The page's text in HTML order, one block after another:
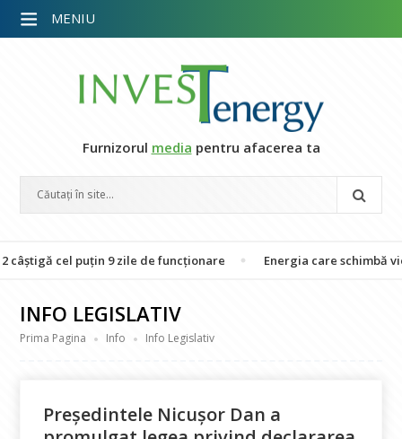
Furnizorul media pentru afacerea ta
puțin 9 zile de funcționare Energia care schimbă vieți: 26
INFO LEGISLATIV
Prima Pagina Info Info Legislativ
Președintele Nicuşor Dan a
MENIU